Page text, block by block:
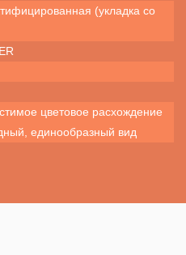
(укладка со
цветовое расхождение
единообразный вид